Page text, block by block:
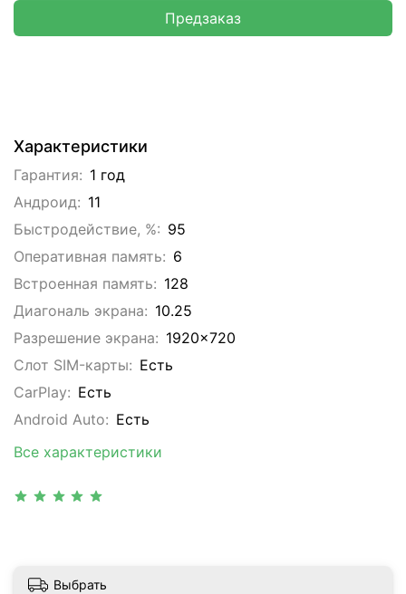
Характеристики
Гарантия: 1 год
Андроид: 11
Быстродействие, %: 95
Оперативная память: 6
Встроенная память: 128
Диагональ экрана: 10.25
Разрешение экрана: 1920x720
Слот SIM-карты: Eсть
CarPlay: Есть
Android Auto: Есть
Все характеристики
Предзаказ
Выбрать